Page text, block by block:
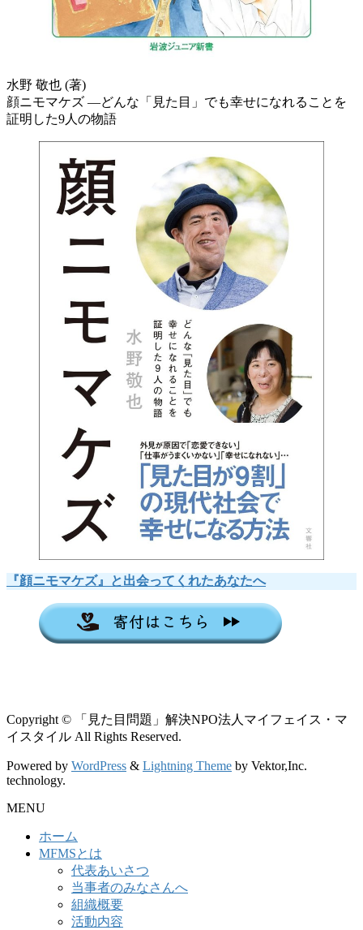
水野 敬也 (著)
顔ニモマケズ ―どんな「見た目」でも幸せになれることを
証明した9人の物語
『顔ニモマケズ』と出会ってくれたあなたへ
Copyright © 「見た目問題」解決NPO法人マイフェイス・マ
イスタイル All Rights Reserved.
Powered by WordPress & Lightning Theme by Vektor,Inc.
technology.
MENU
ホーム
MFMSとは
代表あいさつ
当事者のみなさんへ
組織概要
活動内容